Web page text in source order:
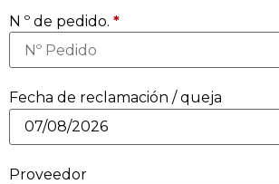
N º de pedido.*
Fecha de reclamación / queja
Proveedor